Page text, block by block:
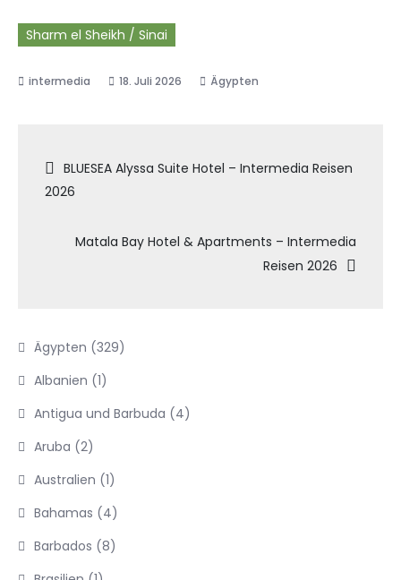
Sharm el Sheikh / Sinai
18. Juli 2026 Ägypten
Beitragsnavigation
BLUESEA Alyssa Suite Hotel – Intermedia Reisen
2026
Matala Bay Hotel & Apartments – Intermedia
Reisen 2026
Ägypten (329)
Albanien (1)
Antigua und Barbuda (4)
Aruba (2)
Australien (1)
Bahamas (4)
Barbados (8)